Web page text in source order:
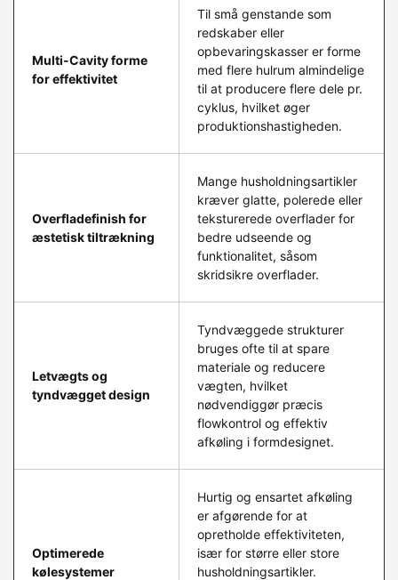
Multi-Cavity forme
for effektivitet
Til små genstande som
redskaber eller
opbevaringskasser er forme
med flere hulrum almindelige
til at producere flere dele pr.
cyklus, hvilket øger
produktionshastigheden.
Overfladefinish for
æstetisk tiltrækning
Mange husholdningsartikler
kræver glatte, polerede eller
teksturerede overflader for
bedre udseende og
funktionalitet, såsom
skridsikre overflader.
Letvægts og
tyndvægget design
Tyndvæggede strukturer
bruges ofte til at spare
materiale og reducere
vægten, hvilket
nødvendiggør præcis
flowkontrol og effektiv
afkøling i formdesignet.
Optimerede
kølesystemer
Hurtig og ensartet afkøling
er afgørende for at
opretholde effektiviteten,
især for større eller store
husholdningsartikler.